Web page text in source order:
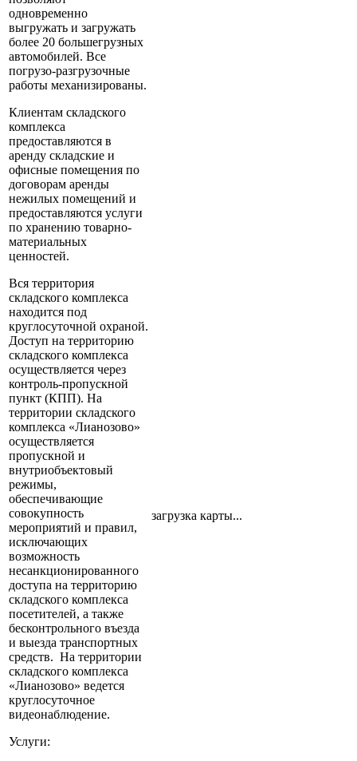
одновременно
выгружать и загружать
более 20 большегрузных
автомобилей. Все
погрузо-разгрузочные
работы механизированы.
Клиентам складского
комплекса
предоставляются в
аренду складские и
офисные помещения по
договорам аренды
нежилых помещений и
предоставляются услуги
по хранению товарно-
материальных
ценностей.
Вся территория
складского комплекса
находится под
круглосуточной охраной.
Доступ на территорию
складского комплекса
осуществляется через
контроль-пропускной
пункт (КПП). На
территории складского
комплекса «Лианозово»
осуществляется
пропускной и
внутриобъектовый
режимы,
обеспечивающие
совокупность
мероприятий и правил,
исключающих
возможность
несанкционированного
доступа на территорию
складского комплекса
посетителей, а также
бесконтрольного въезда
и выезда транспортных
средств. На территории
складского комплекса
«Лианозово» ведется
круглосуточное
видеонаблюдение.
Услуги:
загрузка карты...